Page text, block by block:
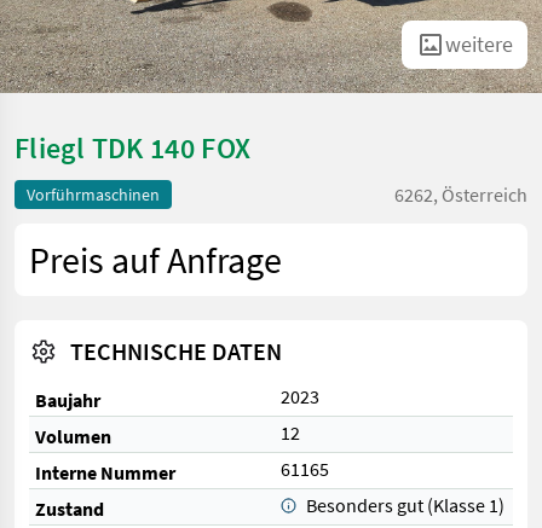
weitere
Fliegl TDK 140 FOX
Vorführmaschinen 6262, Österreich
Preis auf Anfrage
TECHNISCHE DATEN
Baujahr
2023
Volumen
12
Interne Nummer
61165
Zustand
Besonders gut (Klasse 1)